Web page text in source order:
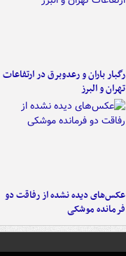
رگبار باران و رعدوبرق در ارتفاعات
تهران و البرز
عکس‌های دیده نشده از رفاقت دو
فرمانده‌ موشکی